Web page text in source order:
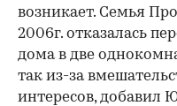
возникает. Семья
2006г. отказалась
дома в две
так из-за
интересов, добавил